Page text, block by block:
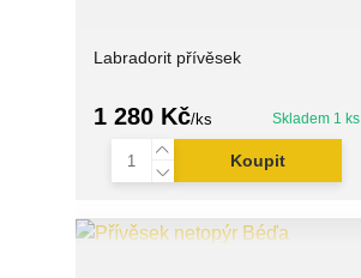
Labradorit přívěsek
1 280 Kč/ks Skladem 1 ks
Koupit